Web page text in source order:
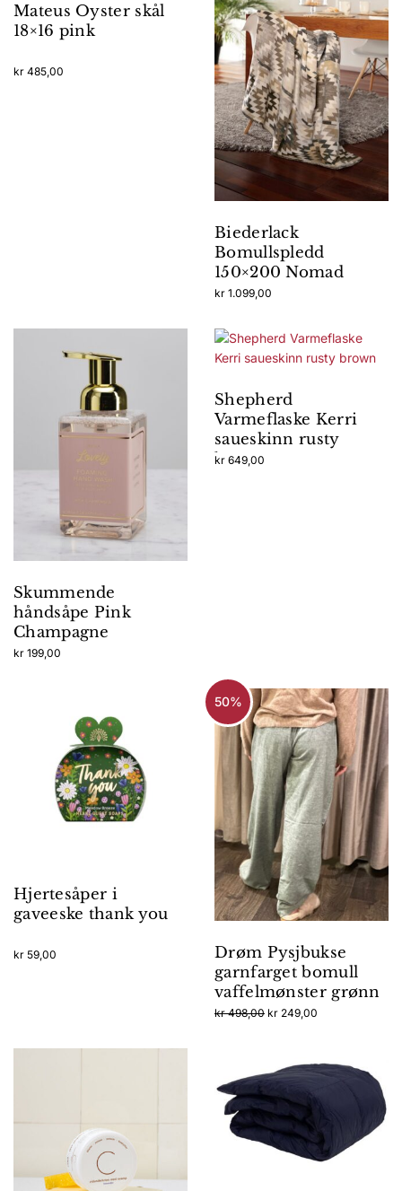
kan
velges
på
produktsiden
Mateus Oyster skål
18×16 pink
kr 485,00
Biederlack
Bomullspledd
150×200 Nomad
natur
kr 1.099,00
Skummende
håndsåpe Pink
Champagne
kr 199,00
Shepherd
Varmeflaske Kerri
saueskinn rusty
brown
kr 649,00
Hjertesåper i
gaveeske thank you
kr 59,00
50%
Drøm Pysjbukse
garnfarget bomull
vaffelmønster grønn
kr498,00 Opprinnelig
kr 249,00
kr 249,00.
flere
varianter.
Alternativene